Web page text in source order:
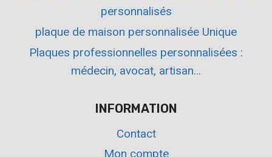
personnalisés
plaque de maison personnalisée Unique
Plaques professionnelles personnalisées :
médecin, avocat, artisan…
INFORMATION
Contact
Mon compte